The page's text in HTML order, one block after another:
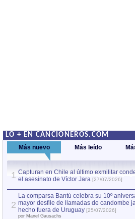
LO + EN CANCIONEROS.COM
Más nuevo Más leído
1 Capturan en Chile al último exmilitar
el asesinato de Víctor Jara [27/07/2026]
2
La comparsa Bantú celebra su 10º
mayor desfile de llamadas de candombe
hecho fuera de Uruguay [25/07/2026]
por Manel Gausachs